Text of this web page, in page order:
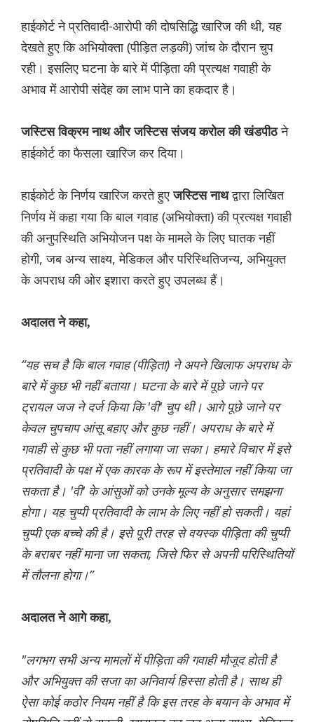
हाईकोर्ट ने प्रतिवादी-आरोपी की दोषसिद्धि खारिज की थी, यह
देखते हुए कि अभियोक्ता (पीड़ित लड़की) जांच के दौरान चुप
रही। इसलिए घटना के बारे में पीड़िता की प्रत्यक्ष गवाही के
अभाव में आरोपी संदेह का लाभ पाने का हकदार है।
जस्टिस विक्रम नाथ और जस्टिस संजय करोल की खंडपीठने
हाईकोर्ट का फैसला खारिज कर दिया।
हाईकोर्ट के निर्णय खारिज करते हुएजस्टिस नाथद्वारा लिखित
निर्णय में कहा गया कि बाल गवाह (अभियोक्ता) की प्रत्यक्ष गवाही
की अनुपस्थिति अभियोजन पक्ष के मामले के लिए घातक नहीं
होगी, जब अन्य साक्ष्य, मेडिकल और परिस्थितिजन्य, अभियुक्त
के अपराध की ओर इशारा करते हुए उपलब्ध हैं।
अदालत ने कहा,
“यह सच है कि बाल गवाह (पीड़िता) ने अपने खिलाफ अपराध के
बारे में कुछ भी नहीं बताया। घटना के बारे में पूछे जाने पर
ट्रायल जज ने दर्ज किया कि 'वी' चुप थी। आगे पूछे जाने पर
केवल चुपचाप आंसू बहाए और कुछ नहीं। अपराध के बारे में
गवाही से कुछ भी पता नहीं लगाया जा सका। हमारे विचार में इसे
प्रतिवादी के पक्ष में एक कारक के रूप में इस्तेमाल नहीं किया जा
सकता है। 'वी' के आंसुओं को उनके मूल्य के अनुसार समझना
होगा। यह चुप्पी प्रतिवादी के लाभ के लिए नहीं हो सकती। यहां
चुप्पी एक बच्चे की है। इसे पूरी तरह से वयस्क पीड़िता की चुप्पी
के बराबर नहीं माना जा सकता, जिसे फिर से अपनी परिस्थितियों
में तौलना होगा।”
अदालत ने आगे कहा,
"लगभग सभी अन्य मामलों में पीड़िता की गवाही मौजूद होती है
और अभियुक्त की सजा का अनिवार्य हिस्सा होती है। साथ ही
ऐसा कोई कठोर नियम नहीं है कि इस तरह के बयान के अभाव में